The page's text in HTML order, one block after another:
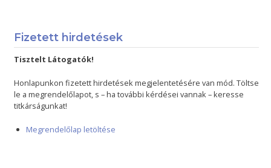
Fizetett hirdetések
Tisztelt Látogatók!
Honlapunkon fizetett hirdetések megjelentetésére van mód. Töltse
le a megrendelőlapot, s – ha további kérdései vannak – keresse
titkárságunkat!
Megrendelőlap letöltése